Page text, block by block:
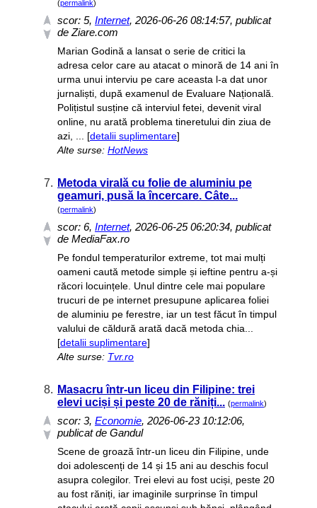
(permalink)
scor: 5, Internet, 2026-06-26 08:14:57, publicat
de Ziare.com
Marian Godină a lansat o serie de critici la
adresa celor care au atacat o minoră de 14 ani în
urma unui interviu pe care aceasta l-a dat unor
jurnaliști, după examenul de Evaluare Națională.
Polițistul susține că interviul fetei, devenit viral
online, nu arată problema tineretului din ziua de
azi, ... [detalii suplimentare]
Alte surse: HotNews
7. Metoda virală cu folie de aluminiu pe
geamuri, pusă la încercare. Câte...
(permalink)
scor: 6, Internet, 2026-06-25 06:20:34, publicat
de MediaFax.ro
Pe fondul temperaturilor extreme, tot mai mulți
oameni caută metode simple și ieftine pentru a-și
răcori locuințele. Unul dintre cele mai populare
trucuri de pe internet presupune aplicarea foliei
de aluminiu pe ferestre, iar un test făcut în timpul
valului de căldură arată dacă metoda chia...
[detalii suplimentare]
Alte surse: Tvr.ro
8. Masacru într-un liceu din Filipine: trei
elevi uciși și peste 20 de răniți... (permalink)
scor: 3, Economie, 2026-06-23 10:12:06,
publicat de Gandul
Scene de groază într-un liceu din Filipine, unde
doi adolescenți de 14 și 15 ani au deschis focul
asupra colegilor. Trei elevi au fost uciși, peste 20
au fost răniți, iar imaginile surprinse în timpul